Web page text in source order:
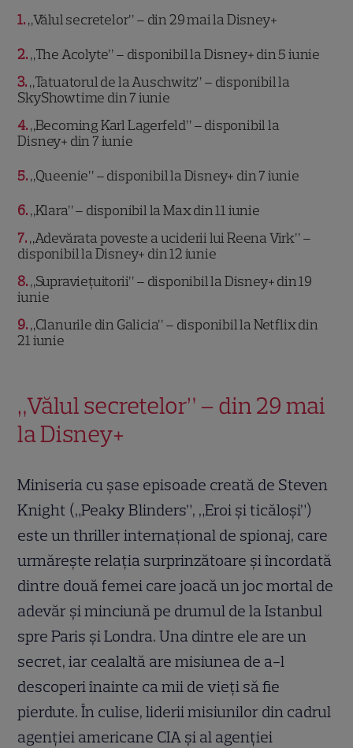
1 „Vălul secretelor” – din 29 mai la Disney+
2 „The Acolyte” – disponibil la Disney+ din 5 iunie
3 „Tatuatorul de la Auschwitz” – disponibil la
SkyShowtime din 7 iunie
4 „Becoming Karl Lagerfeld” – disponibil la
Disney+ din 7 iunie
5 „Queenie” – disponibil la Disney+ din 7 iunie
6 „Klara” – disponibil la Max din 11 iunie
7 „Adevărata poveste a uciderii lui Reena Virk” –
disponibil la Disney+ din 12 iunie
8 „Supraviețuitorii” – disponibil la Disney+ din 19
iunie
9 „Clanurile din Galicia” – disponibil la Netflix din
21 iunie
„Vălul secretelor” – din 29 mai
la Disney+
Miniseria cu șase episoade creată de Steven
Knight („Peaky Blinders”, „Eroi și ticăloși”)
este un thriller internațional de spionaj, care
urmărește relația surprinzătoare și încordată
dintre două femei care joacă un joc mortal de
adevăr și minciună pe drumul de la Istanbul
spre Paris și Londra. Una dintre ele are un
secret, iar cealaltă are misiunea de a-l
descoperi înainte ca mii de vieți să fie
pierdute. În culise, liderii misiunilor din cadrul
agenției americane CIA și al agenției